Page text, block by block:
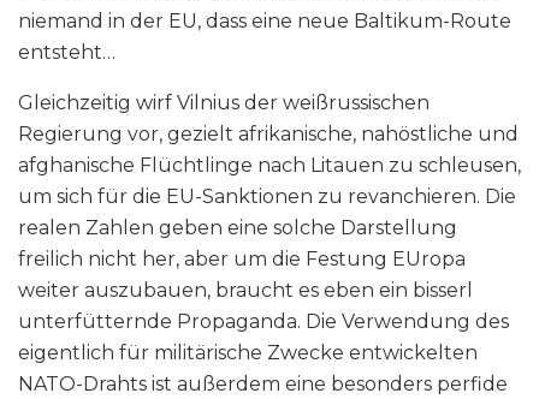
niemand in der EU, dass eine neue Baltikum-Route
entsteht…
Gleichzeitig wirf Vilnius der weißrussischen
Regierung vor, gezielt afrikanische, nahöstliche und
afghanische Flüchtlinge nach Litauen zu schleusen,
um sich für die EU-Sanktionen zu revanchieren. Die
realen Zahlen geben eine solche Darstellung
freilich nicht her, aber um die Festung EUropa
weiter auszubauen, braucht es eben ein bisserl
unterfütternde Propaganda. Die Verwendung des
eigentlich für militärische Zwecke entwickelten
NATO-Drahts ist außerdem eine besonders perfide